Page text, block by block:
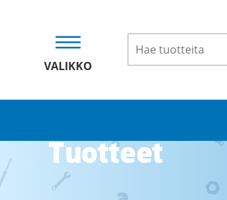
VALIKKO
Tuotteet